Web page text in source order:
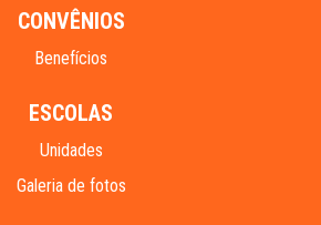
CONVÊNIOS
Benefícios
ESCOLAS
Unidades
Galeria de fotos